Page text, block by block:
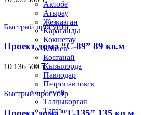
Актобе
Атырау
Жезказган
Караганды
Кокшетау
Конаев
Костанай
Кызылорда
Павлодар
Петропавловск
Семей
Талдыкорган
Тараз
Быстрый просмотр
Проект дома “С-89” 89 кв.м
10 136 500 ₸
Быстрый просмотр
Проект дома “Т-135” 135 кв.м